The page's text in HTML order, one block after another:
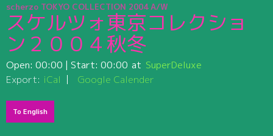
scherzo TOKYO COLLECTION 2004 A/W
スケルツォ東京コレクショ
ン２００４秋冬
Open: 00:00 | Start: 00:00
SuperDeluxe
Export: iCal Google Calender
To English